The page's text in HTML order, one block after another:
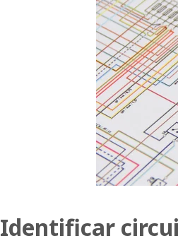
Identificar